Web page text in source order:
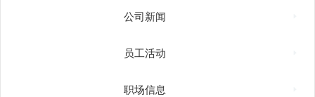
公司新闻
员工活动
职场信息